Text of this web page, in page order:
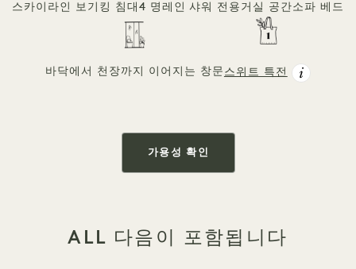
스카이라인 보기 킹 침대 4 명 레인 샤워 전용 거실 공간소파 베드
바닥에서 천장까지 이어지는 창문 스위트 특전
가용성 확인
ALL 다음이 포함됩니다